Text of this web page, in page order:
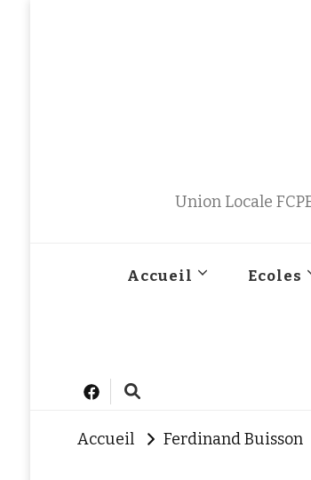
Union Locale
Accueil Ecoles
Accueil Ferdinand Buisson